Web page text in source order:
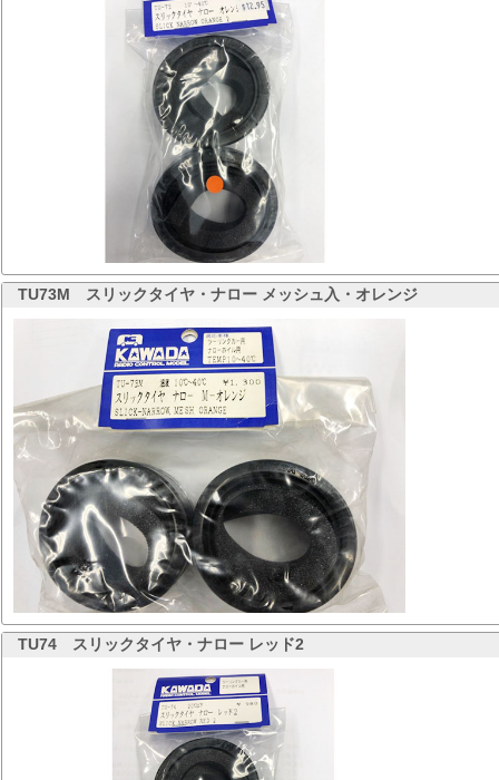
TU73M スリックタイヤ・ナロー メッシュ入・オレンジ
TU74 スリックタイヤ・ナロー レッド2